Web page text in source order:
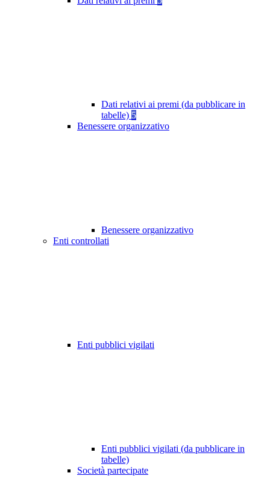
Dati relativi ai premi (da pubblicare in
tabelle) 5
Benessere organizzativo
Benessere organizzativo
Enti controllati
Enti pubblici vigilati
Enti pubblici vigilati (da pubblicare in
tabelle)
Società partecipate